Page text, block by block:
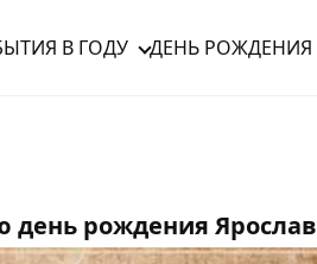
В ГОДУ ДЕНЬ РОЖДЕНИЯ
день рождения Ярослав